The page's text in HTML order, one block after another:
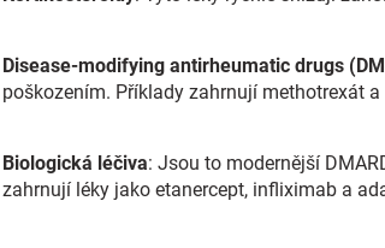
Disease-modifying antirheumatic drugs
poškozením. Příklady zahrnují methotrexát
Biologická léčiva: Jsou to modernější
zahrnují léky jako etanercept, infliximab a